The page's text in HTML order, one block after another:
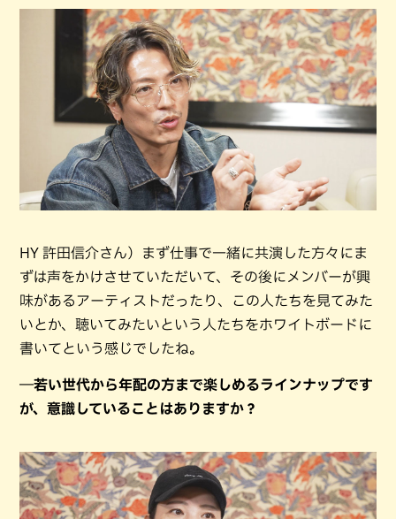
HY 許田信介さん）まず仕事で一緒に共演した方々にま
ずは声をかけさせていただいて、その後にメンバーが興
味があるアーティストだったり、この人たちを見てみた
いとか、聴いてみたいという人たちをホワイトボードに
書いてという感じでしたね。
―若い世代から年配の方まで楽しめるラインナップです
が、意識していることはありますか？